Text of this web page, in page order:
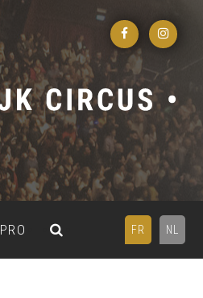
FR NL
PRO